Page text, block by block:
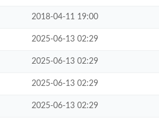
2018-04-11 19:00
2025-06-13 02:29
2025-06-13 02:29
2025-06-13 02:29
2025-06-13 02:29